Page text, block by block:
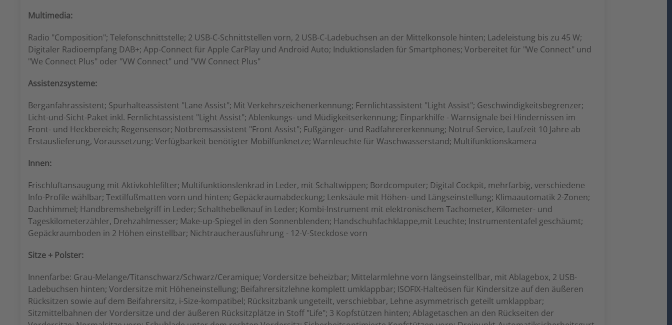
Multimedia:
Radio "Composition"; Telefonschnittstelle; 2 USB-C-Schnittstellen vorn, 2 USB-C-Ladebuchsen an der Mittelkonsole hinten; Ladeleistung bis zu 45 W;
Digitaler Radioempfang DAB+; App-Connect für Apple CarPlay und Android Auto; Induktionsladen für Smartphones; Vorbereitet für "We Connect" und
"We Connect Plus" oder "VW Connect" und "VW Connect Plus"
Assistenzsysteme:
Berganfahrassistent; Spurhalteassistent "Lane Assist"; Mit Verkehrszeichenerkennung; Fernlichtassistent "Light Assist"; Geschwindigkeitsbegrenzer;
Licht-und-Sicht-Paket inkl. Fernlichtassistent "Light Assist"; Ablenkungs- und Müdigkeitserkennung; Einparkhilfe - Warnsignale bei Hindernissen im
Front- und Heckbereich; Regensensor; Notbremsassistent "Front Assist"; Fußgänger- und Radfahrererkennung; Notruf-Service, Laufzeit 10 Jahre ab
Erstauslieferung, Voraussetzung: Verfügbarkeit benötigter Mobilfunknetze; Warnleuchte für Waschwasserstand; Multifunktionskamera
Innen:
Frischluftansaugung mit Aktivkohlefilter; Multifunktionslenkrad in Leder, mit Schaltwippen; Bordcomputer; Digital Cockpit, mehrfarbig, verschiedene
Info-Profile wählbar; Textilfußmatten vorn und hinten; Gepäckraumabdeckung; Lenksäule mit Höhen- und Längseinstellung; Klimaautomatik 2-Zonen;
Dachhimmel; Handbremshebelgriff in Leder; Schalthebelknauf in Leder; Kombi-Instrument mit elektronischem Tachometer, Kilometer- und
Tageskilometerzähler, Drehzahlmesser; Make-up-Spiegel in den Sonnenblenden; Handschuhfachklappe,mit Leuchte; Instrumententafel geschäumt;
Gepäckraumboden in 2 Höhen einstellbar; Nichtraucherausführung - 12-V-Steckdose vorn
Sitze + Polster:
Innenfarbe: Grau-Melange/Titanschwarz/Schwarz/Ceramique; Vordersitze beheizbar; Mittelarmlehne vorn längseinstellbar, mit Ablagebox, 2 USB-
Ladebuchsen hinten; Vordersitze mit Höheneinstellung; Beifahrersitzlehne komplett umklappbar; ISOFIX-Halteösen für Kindersitze auf den äußeren
Rücksitzen sowie auf dem Beifahrersitz, i-Size-kompatibel; Rücksitzbank ungeteilt, verschiebbar, Lehne asymmetrisch geteilt umklappbar;
Sitzmittelbahnen der Vordersitze und der äußeren Rücksitzplätze in Stoff "Life"; 3 Kopfstützen hinten; Ablagetaschen an den Rückseiten der